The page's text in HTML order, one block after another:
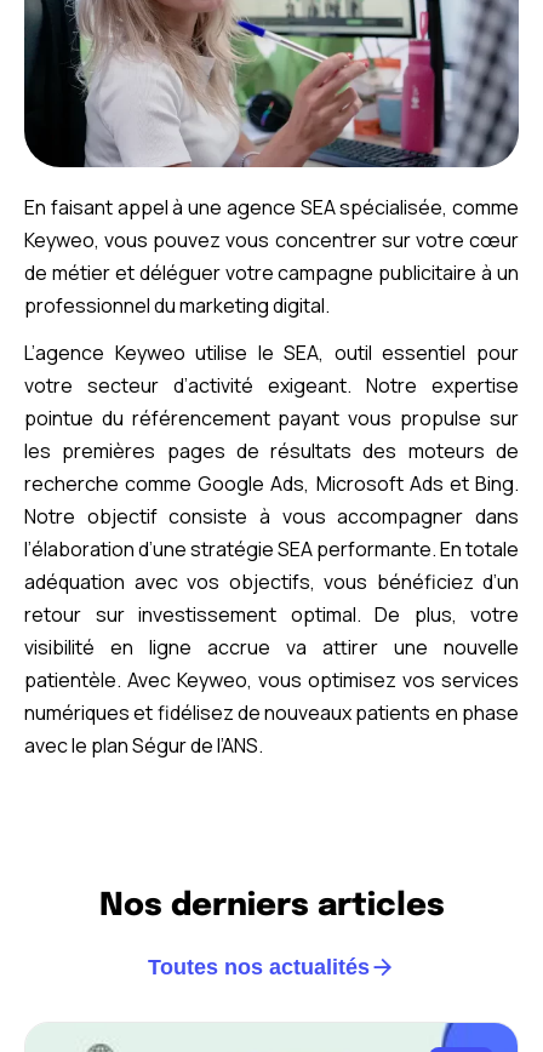
En faisant appel à une agence SEA spécialisée, comme
Keyweo, vous pouvez vous concentrer sur votre cœur
de métier et déléguer votre campagne publicitaire à un
professionnel du marketing digital.
L’agence Keyweo utilise le SEA, outil essentiel pour
votre secteur d’activité exigeant. Notre expertise
pointue du référencement payant vous propulse sur
les premières pages de résultats des moteurs de
recherche comme Google Ads, Microsoft Ads et Bing.
Notre objectif consiste à vous accompagner dans
l’élaboration d’une stratégie SEA performante. En totale
adéquation avec vos objectifs, vous bénéficiez d’un
retour sur investissement optimal. De plus, votre
visibilité en ligne accrue va attirer une nouvelle
patientèle. Avec Keyweo, vous optimisez vos services
numériques et fidélisez de nouveaux patients en phase
avec le plan Ségur de l’ANS.
Nos derniers articles
Toutes nos actualités